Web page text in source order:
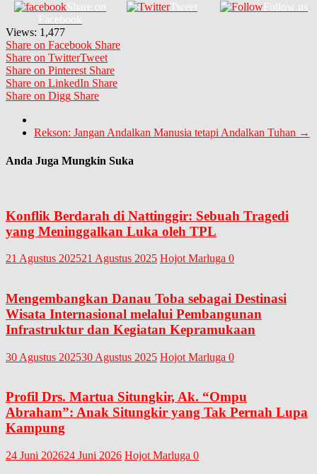
Share on
Facebook
Tweet Follow us
Views: 1,477
Share on Facebook Share
Share on TwitterTweet
Share on Pinterest Share
Share on LinkedIn Share
Share on Digg Share
Rekson: Jangan Andalkan Manusia tetapi Andalkan Tuhan →
Anda Juga Mungkin Suka
Konflik Berdarah di Nattinggir: Sebuah Tragedi
yang Meninggalkan Luka oleh TPL
21 Agustus 202521 Agustus 2025 Hojot Marluga 0
Mengembangkan Danau Toba sebagai Destinasi
Wisata Internasional melalui Pembangunan
Infrastruktur dan Kegiatan Kepramukaan
30 Agustus 202530 Agustus 2025 Hojot Marluga 0
Profil Drs. Martua Situngkir, Ak. “Ompu
Abraham”: Anak Situngkir yang Tak Pernah Lupa
Kampung
24 Juni 202624 Juni 2026 Hojot Marluga 0